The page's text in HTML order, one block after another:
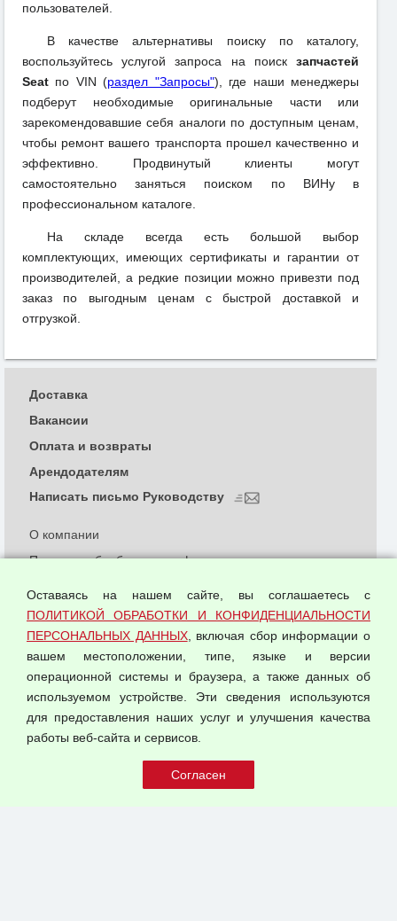
пользователей.
В качестве альтернативы поиску по каталогу,
воспользуйтесь услугой запроса на поиск запчастей
Seat по VIN (раздел "Запросы"), где наши менеджеры
подберут необходимые оригинальные части или
зарекомендовавшие себя аналоги по доступным ценам,
чтобы ремонт вашего транспорта прошел качественно и
эффективно. Продвинутый клиенты могут
самостоятельно заняться поиском по ВИНу в
профессиональном каталоге.
На складе всегда есть большой выбор
комплектующих, имеющих сертификаты и гарантии от
производителей, а редкие позиции можно привезти под
заказ по выгодным ценам с быстрой доставкой и
отгрузкой.
© 2026 ООО "Феникс"
О компании
Политика обработки и конфиденциальности
Согласием на обработку персональных данных
Оферта оптовой купли-продажи
Публичная оферта
Доставка
Вакансии
Оплата и возвраты
Арендодателям
Написать письмо Руководству
Оставаясь на нашем сайте, вы соглашаетесь с
ПОЛИТИКОЙ ОБРАБОТКИ И КОНФИДЕНЦИАЛЬНОСТИ
ПЕРСОНАЛЬНЫХ ДАННЫХ, включая сбор информации о
вашем местоположении, типе, языке и версии
операционной системы и браузера, а также данных об
используемом устройстве. Эти сведения используются
для предоставления наших услуг и улучшения качества
работы веб-сайта и сервисов.